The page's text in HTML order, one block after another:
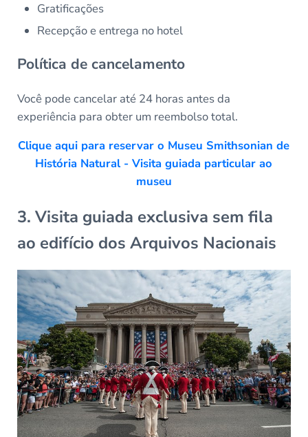
Gratificações
Recepção e entrega no hotel
Política de cancelamento
Você pode cancelar até 24 horas antes da
experiência para obter um reembolso total.
Clique aqui para reservar o Museu Smithsonian de
História Natural - Visita guiada particular ao
museu
3. Visita guiada exclusiva sem fila
ao edifício dos Arquivos Nacionais